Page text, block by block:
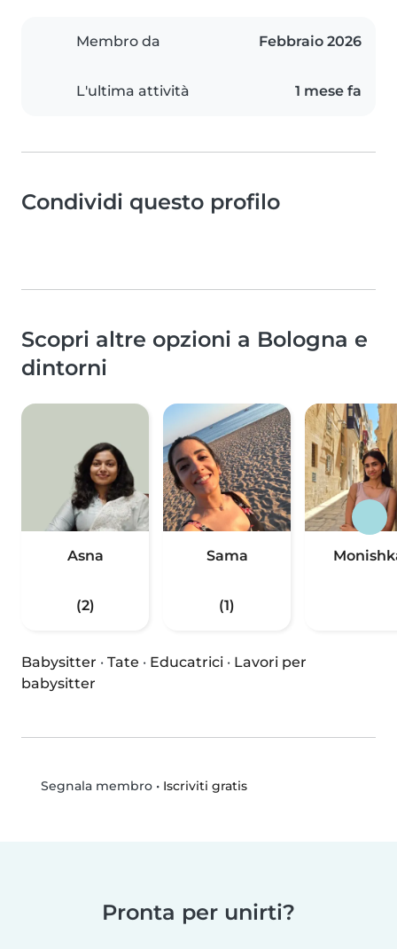
Membro da Febbraio 2026
L'ultima attività 1 mese fa
Condividi questo profilo
Scopri altre opzioni a Bologna e
dintorni
Asna
(2)
Sama
(1)
Babysitter · Tate · Educatrici · Lavori per
babysitter
Segnala membro• Iscriviti gratis
Pronta per unirti?